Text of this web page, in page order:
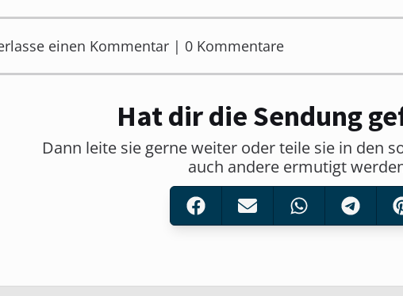
einen Kommentar | 0 Kommentare
Hat dir die Sendung
Dann leite sie gerne weiter oder teile sie in den
auch andere ermutigt